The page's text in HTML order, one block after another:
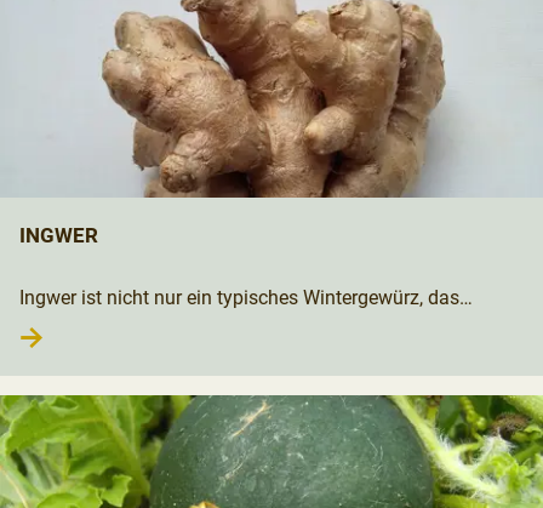
INGWER
Ingwer ist nicht nur ein typisches Wintergewürz, das
Wärme vermittelt und Erkältungen vorbeugen kann. Die
Schmerzen und hemmt Übelkeit.
→